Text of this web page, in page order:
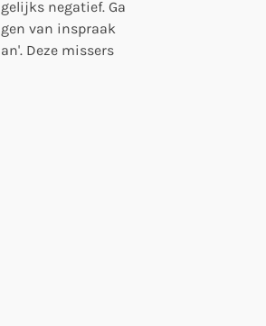
negatief. Ga
van inspraak
Deze missers